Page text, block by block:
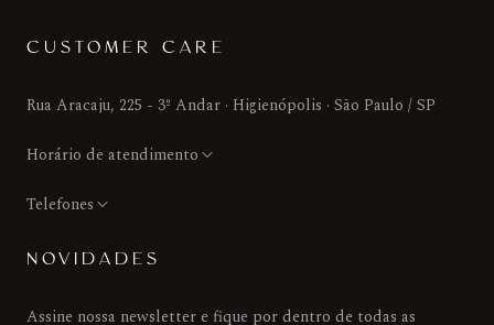
CUSTOMER CARE
Rua Aracaju, 225 - 3º Andar · Higienópolis · São Paulo / SP
Horário de atendimento
Telefones
NOVIDADES
Assine nossa newsletter e fique por dentro de todas as